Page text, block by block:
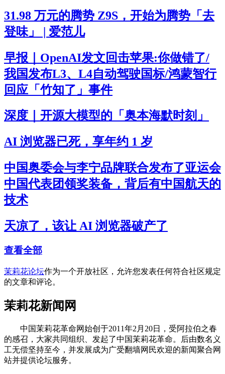
31.98 万元的腾势 Z9S，开始为腾势「去
登味」 | 爱范儿
早报｜OpenAI发文回击苹果:你做错了/
我国发布L3、L4自动驾驶国标/鸿蒙智行
回应「竹知了」事件
深度｜开源大模型的「奥本海默时刻」
AI 浏览器已死，享年约 1 岁
中国奥委会与李宁品牌联合发布了亚运会
中国代表团领奖装备，背后有中国航天的
技术
天凉了，该让 AI 浏览器破产了
查看全部
茉莉花论坛作为一个开放社区，允许您发表任何符合社区规定
的文章和评论。
茉莉花新闻网
中国茉莉花革命网始创于2011年2月20日，受阿拉伯之春
的感召，大家共同组织、发起了中国茉莉花革命。后由数名义
工无偿坚持至今，并发展成为广受翻墙网民欢迎的新闻聚合网
站并提供论坛服务。